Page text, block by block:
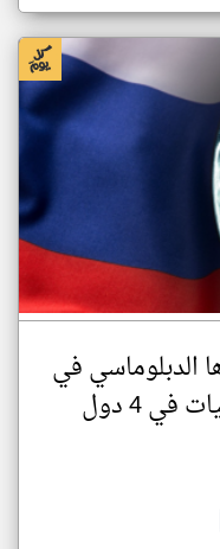
الدبلوماسي في
إفريقيا بافتتاح ممثليات في 4 دول